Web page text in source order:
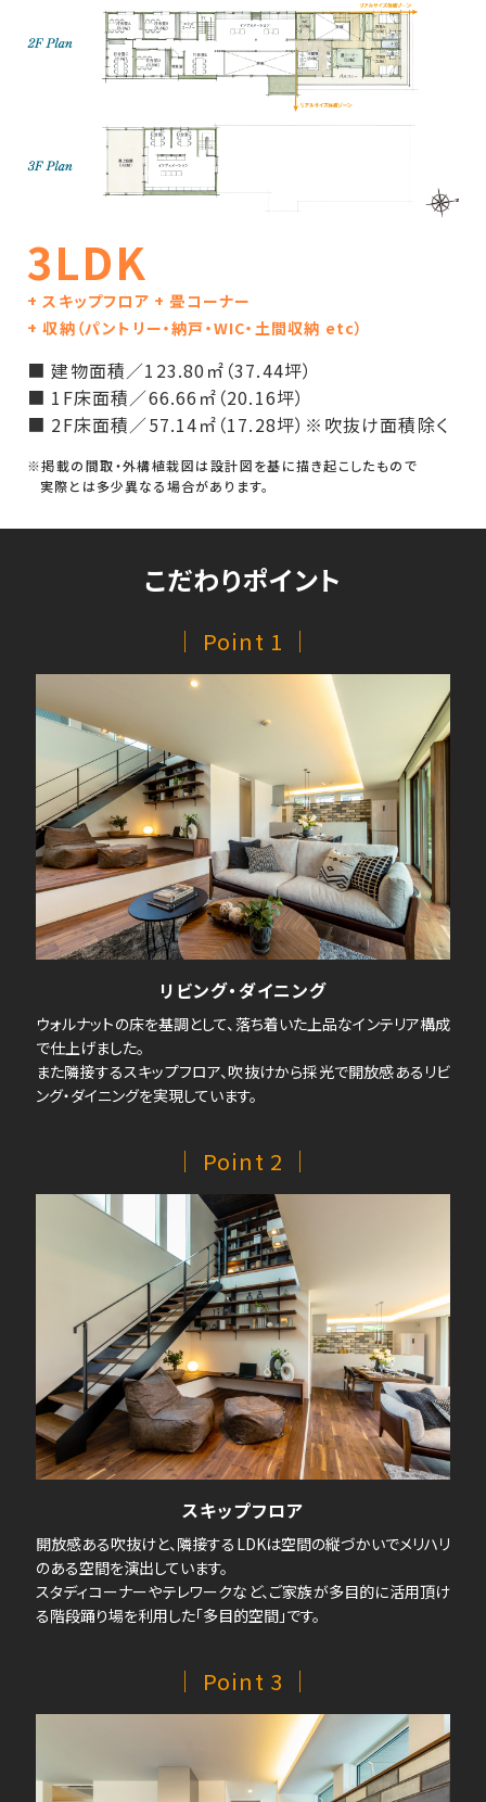
3LDK
+ スキップフロア + 畳コーナー
+ 収納（パントリー・納戸・WIC・土間収納 etc）
■ 建物面積／123.80㎡（37.44坪）
■ 1F床面積／66.66㎡（20.16坪）
■ 2F床面積／57.14㎡（17.28坪） ※吹抜け面積除く
※掲載の間取・外構植栽図は設計図を基に描き起こしたもので
実際とは多少異なる場合があります。
こだわりポイント
｜ Point 1 ｜
リビング・ダイニング
ウォルナットの床を基調として、落ち着いた上品なインテリア構成
で仕上げました。
また隣接するスキップフロア、吹抜けから採光で開放感あるリビ
ング・ダイニングを実現しています。
｜ Point 2 ｜
スキップフロア
開放感ある吹抜けと、隣接するLDKは空間の縦づかいでメリハリ
のある空間を演出しています。
スタディコーナーやテレワークなど、ご家族が多目的に活用頂け
る階段踊り場を利用した「多目的空間」です。
｜ Point 3 ｜